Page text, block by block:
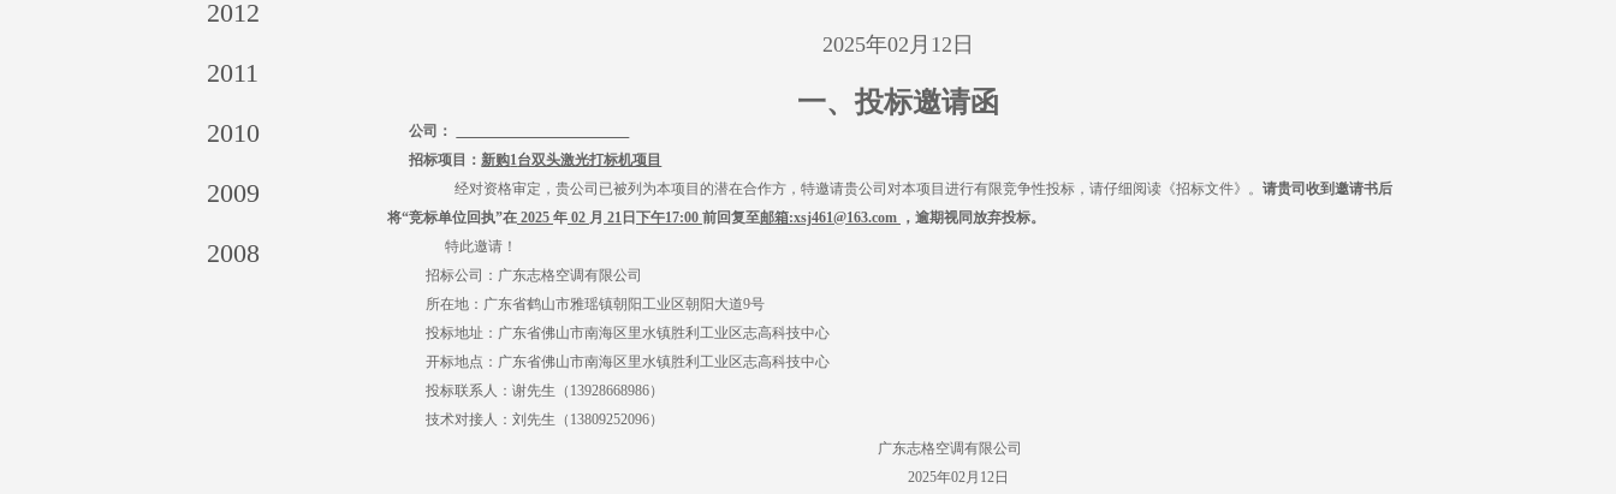
2012
2011
2010
2009
2008
2025年02 月 12 日
一、投标邀请函
公司：
招标项目：新购1台双头激光打标机项目
经对资格审定，贵公司已被列为本项目的潜在合作方，特邀请贵公司对本项目进行有限竞争性投标，请仔细阅读《招标文件》。 请贵司收到邀请书后
将“竞标单位回执”在 2025 年 02 月 21 日 下午17:00 前回复至邮箱:xsj461@163.com ，逾期视同放弃投标。
特此邀请！
招标公司：广东志格空调有限公司
所在地：广东省鹤山市雅瑶镇朝阳工业区朝阳大道9号
投标地址：广东省佛山市南海区里水镇胜利工业区志高科技中心
开标地点：广东省佛山市南海区里水镇胜利工业区志高科技中心
投标联系人：谢先生（13928668986）
技术对接人：刘先生（13809252096）
广东志格空调有限公司
2025年02月 12日